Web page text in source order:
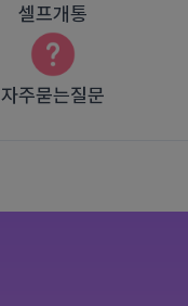
셀프개통
자주묻는질문